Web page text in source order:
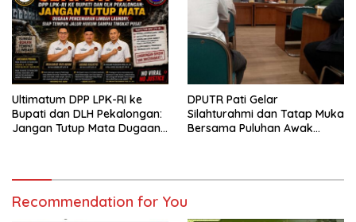
Ultimatum DPP LPK-RI ke
Bupati dan DLH Pekalongan:
Jangan Tutup Mata Dugaan
DPUTR Pati Gelar
Silahturahmi dan Tatap Muka
Bersama Puluhan Awak
Recommendation for You